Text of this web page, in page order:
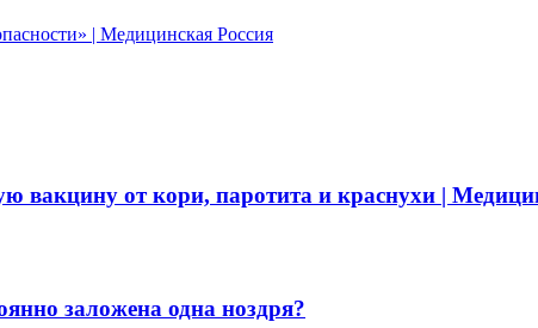
| Медицинская Россия
вакцину от кори, паротита и краснухи |
заложена одна ноздря?